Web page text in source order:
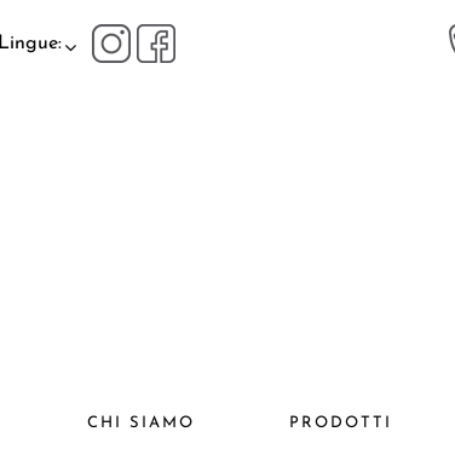
Lingue:
CHI SIAMO PRODOTTI